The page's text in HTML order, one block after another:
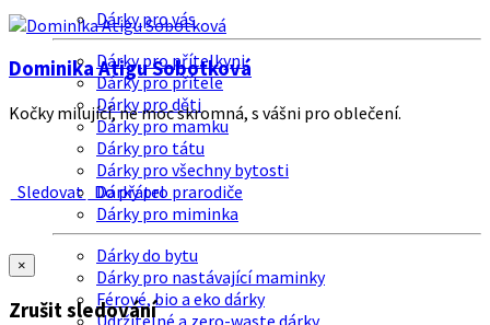
Dárky pro vás
Dárky pro přítelkyni
Dárky pro přítele
Dárky pro děti
Dárky pro mamku
Dárky pro tátu
Dárky pro všechny bytosti
Dárky pro prarodiče
Dárky pro miminka
Dárky do bytu
Dárky pro nastávající maminky
Férové, bio a eko dárky
Dominika Atigu Sobotková
Kočky milující, ne moc skromná, s vášni pro oblečení.
Sledovat Do přátel
×
Zrušit sledování